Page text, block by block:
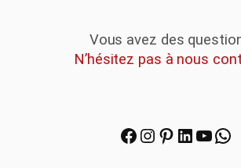
Vous avez des
N’hésitez pas à nous
Facebook
Instagram
Pinterest
LinkedIn